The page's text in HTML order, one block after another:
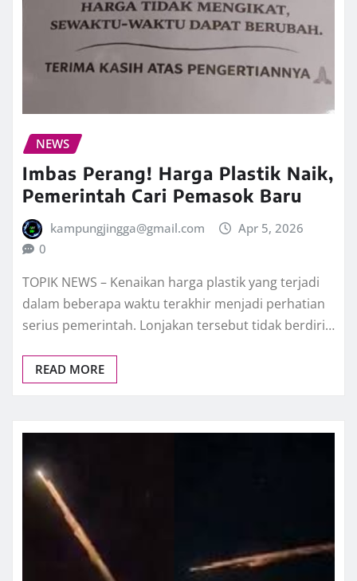
NEWS
Imbas Perang! Harga Plastik Naik,
Pemerintah Cari Pemasok Baru
kampungjingga@gmail.com
Apr 5, 2026
0
TOPIK NEWS – Kenaikan harga plastik yang terjadi
dalam beberapa waktu terakhir menjadi perhatian
serius pemerintah. Lonjakan tersebut tidak berdiri…
READ MORE